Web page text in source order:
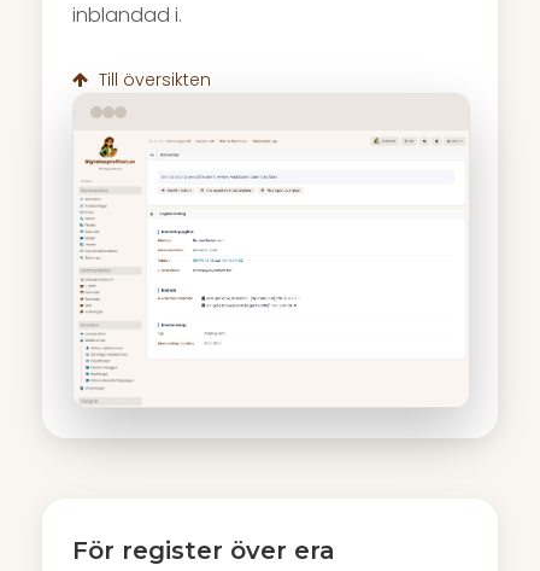
inblandad i.
Till översikten
För register över era